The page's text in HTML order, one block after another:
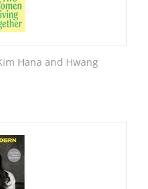
Hana and Hwang